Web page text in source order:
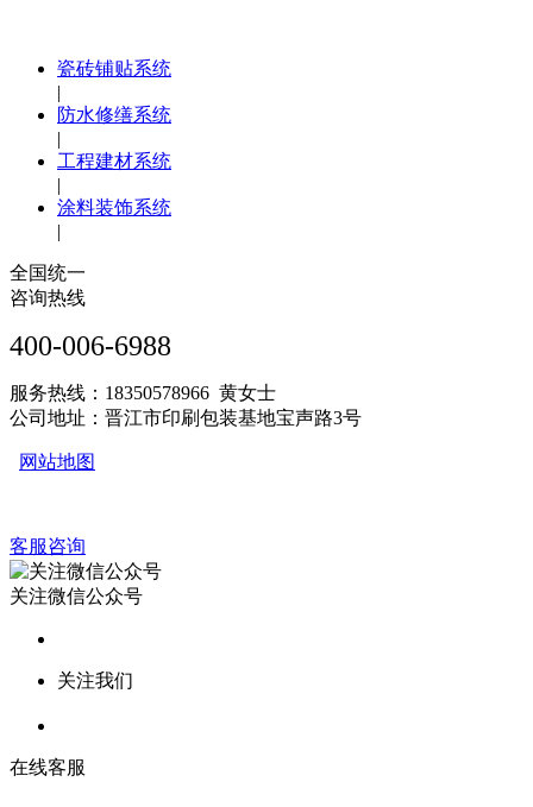
瓷砖铺贴系统
|
防水修缮系统
|
工程建材系统
|
涂料装饰系统
|
全国统一
咨询热线
400-006-6988
服务热线：18350578966 黄女士
公司地址：晋江市印刷包装基地宝声路3号
网站地图
客服咨询
关注微信公众号
关注我们
在线客服